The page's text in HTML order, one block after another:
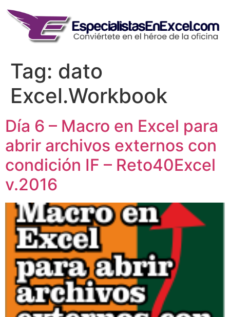
content
Tag: dato
Excel.Workbook
Día 6 – Macro en Excel para
abrir archivos externos con
condición IF – Reto40Excel
v.2016